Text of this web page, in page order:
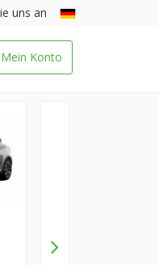
uns an
Mein Konto